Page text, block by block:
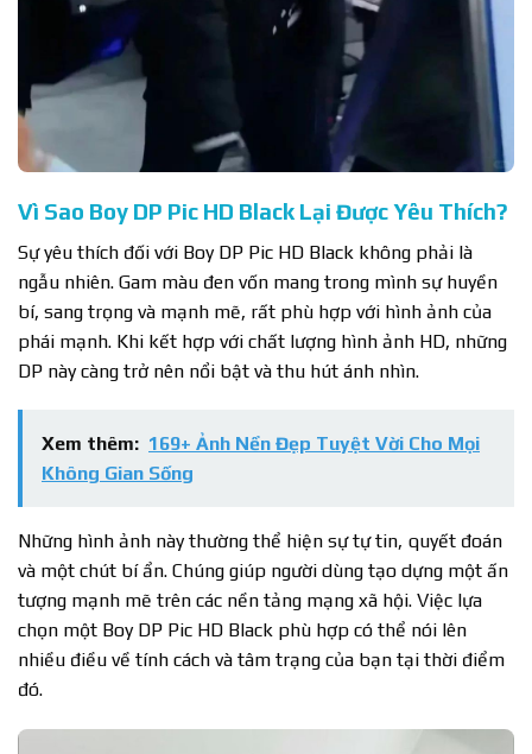
Vì Sao Boy DP Pic HD Black Lại Được Yêu Thích?
Sự yêu thích đối với Boy DP Pic HD Black không phải là
ngẫu nhiên. Gam màu đen vốn mang trong mình sự huyền
bí, sang trọng và mạnh mẽ, rất phù hợp với hình ảnh của
phái mạnh. Khi kết hợp với chất lượng hình ảnh HD, những
DP này càng trở nên nổi bật và thu hút ánh nhìn.
Xem thêm: 169+ Ảnh Nền Đẹp Tuyệt Vời Cho Mọi
Không Gian Sống
Những hình ảnh này thường thể hiện sự tự tin, quyết đoán
và một chút bí ẩn. Chúng giúp người dùng tạo dựng một ấn
tượng mạnh mẽ trên các nền tảng mạng xã hội. Việc lựa
chọn một Boy DP Pic HD Black phù hợp có thể nói lên
nhiều điều về tính cách và tâm trạng của bạn tại thời điểm
đó.